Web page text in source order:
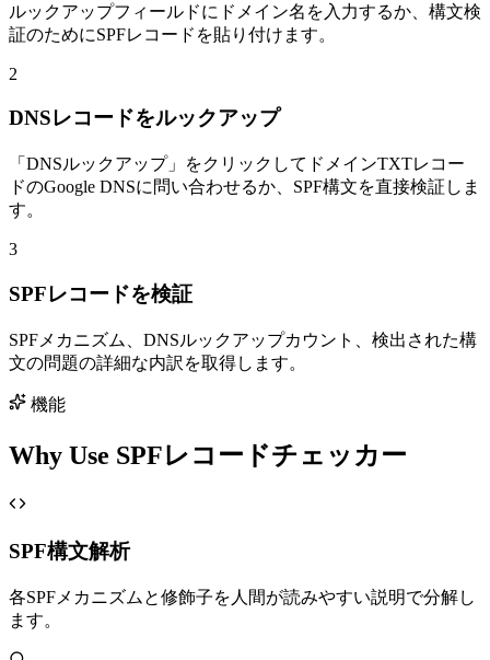
ルックアップフィールドにドメイン名を入力するか、構文検
証のためにSPFレコードを貼り付けます。
2
DNSレコードをルックアップ
「DNSルックアップ」をクリックしてドメインTXTレコー
ドのGoogle DNSに問い合わせるか、SPF構文を直接検証しま
す。
3
SPFレコードを検証
SPFメカニズム、DNSルックアップカウント、検出された構
文の問題の詳細な内訳を取得します。
機能
Why Use SPFレコードチェッカー
SPF構文解析
各SPFメカニズムと修飾子を人間が読みやすい説明で分解し
ます。